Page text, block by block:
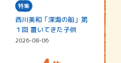
特集
西川美和「深海の船」第
１回 置いてきた子供
2026-08-06